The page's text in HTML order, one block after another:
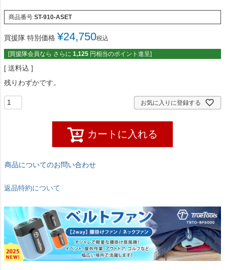
商品番号 ST-910-ASET
買援隊 特別価格 ¥24,750税込
[買援隊会員なら さらに 1,125 円相当のポイント進呈]
送料込
残りわずかです。
お気に入りに登録する
カートに入れる
商品についてのお問い合わせ
返品特約について